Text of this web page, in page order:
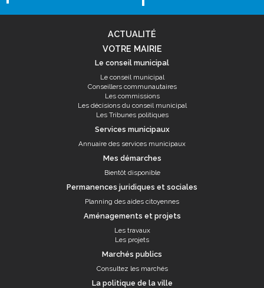
ACTUALITÉ
VOTRE MAIRIE
Le conseil municipal
Le conseil municipal
Conseillers communautaires
Les commissions
Les décisions du conseil municipal
Les Tribunes politiques
Services municipaux
Annuaire des services municipaux
Mes démarches
Bientôt disponible
Permanences juridiques et sociales
Planning des aides citoyennes
Aménagements et projets
Les travaux
Les projets
Marchés publics
Consultez les marchés
La politique de la ville